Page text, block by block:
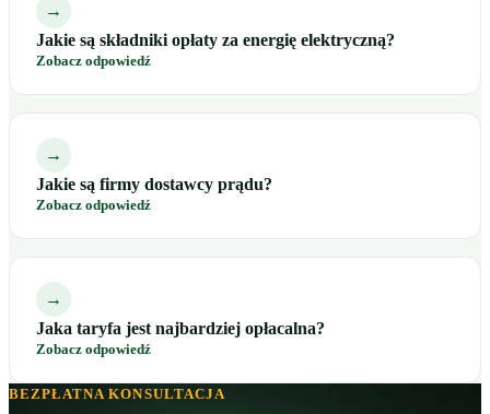
→
Jakie są składniki opłaty za energię elektryczną?
Zobacz odpowiedź
→
Jakie są firmy dostawcy prądu?
Zobacz odpowiedź
→
Jaka taryfa jest najbardziej opłacalna?
Zobacz odpowiedź
BEZPŁATNA KONSULTACJA